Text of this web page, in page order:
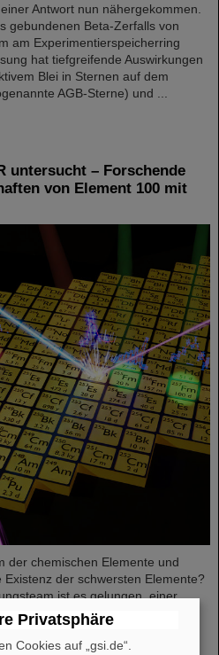
Antwort nun nähergekommen.
gebundenen Beta-Zerfalls von
am Experimentierspeicherring
hat tiefgreifende Auswirkungen
Blei in Sternen auf dem
AGB-Sterne) und ...
untersucht – Forschende
von Element 100 mit
der chemischen Elemente und
der schwersten Elemente?
ist es gelungen, einer
und mit Messungen an der
und in Laboren der Johannes
Einblick in die Struktur von
Privatsphäre
Cookies auf „gsi.de“.